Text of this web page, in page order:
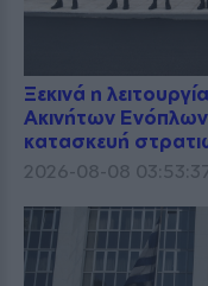
Ξεκινά η
Ακινήτων
κατασκευή
2026-08-08